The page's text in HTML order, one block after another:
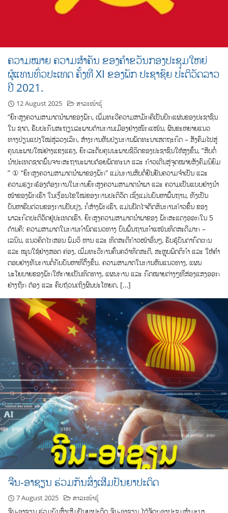
ຄວາມໝາຍ ຄວາມສໍາຄັນ ຂອງຄໍາຂວັນກອງປະຊຸມໃຫຍ່
ຜູ້ແທນທົ່ວປະເທດ ຄັ້ງທີ XI ຂອງພັກ ປະຊາຊົຍ ປະຕິວັດລາວ
ປີ 2021.
12 August 2025 ສາລະໜ້າຮູ້
“ຍົກສູງຄວາມສາມາດນໍາພາຂອງພັກ, ເພີ່ມທະວີຄວາມສາມັກຄີເປັນປຶກແຜ່ນຂອງປະຊາຊົນ
ໃນ ຊາດ, ຮັບປະກັນສະຖຽນລະພາບດ້ານການເມືອງຢ່າງໜັກແໜ້ນ, ຜັນຂະຫຍາຍແນວ
ທາງປ່ຽນແປງໃໝ່ສູ່ລວງເລິກ, ສ້າງການຫັນປ່ຽນການພັດທະນາເສດຖະກິດ – ສັງຄົມໄປສູ່
ຄຸນນະພາບໃໝ່ຢ່າງແຂງແຮງ, ຍົກລະດັບຄຸນນະພາບຊີວິດຂອງປະຊາຊົນໃຫ້ສູງຂຶ້ນ, “ສືບຕໍ່
ນໍາປະເທດຊາດພົ້ນຈາກສະຖານະພາບດ້ອຍພັດທະນາ ແລະ ກ້າວເດີນສູ່ຈຸດໝາຍສັງຄົມນິຍົມ
” ① “ຍົກສູງຄວາມສາມາດນໍາພາຂອງພັກ” ແມ່ນການສືບຕໍ່ຢືນຢັນຄວາມຈໍາເປັນ ແລະ
ຄວາມຮຽກຮ້ອງຕ້ອງການໃນການຍົກສູງຄວາມສາມາດນໍາພາ ແລະ ຄວາມເປັນແບບຢ່າງນໍາ
ໜ້າຂອງພັກເຮົາ ໃນເງື່ອນໄຂໃໝ່ຂອງການປະຕິວັດ ເຊິ່ງແມ່ນບັນຫາພື້ນຖານ, ທັງເປັນ
ບັນຫາຮີບດ່ວນຂອງການປັບປຸງ, ກໍ່ສ້າງພັກເຮົາ, ແມ່ນປັດໄຈຕັດສິນການກ້າວຂຶ້ນ ຂອງ
ພາລະກິດປະຕິວັດຢູ່ປະເທດເຮົາ. ຍົກສູງຄວາມສາມາດນໍາພາຂອງ ພັກສະແດງອອກໃນ 5
ດ້ານຄື: ຄວາມສາມາດໃນການກຳນົດແນວທາງ ບົນພື້ນຖານກຳແໜ້ນທິດສະດີມາກ –
ເລນິນ, ແນວຄິດໄກສອນ ພົມວິ ຫານ ແລະ ທິດສະດີກ້າວໜ້າອື່ນໆ, ຮັບຮູ້ບັນດາກົດເກນ
ແລະ ໝູນໃຊ້ຢ່າງສອດ ຄ່ອງ, ເພີ່ມທະວີການຄົ້ນຄວ້າທິດສະດີ, ສະຫຼຸບພຶດຕິກຳ ແລະ ໃຫ້ຄໍາ
ຕອບຢ່າງທັນການຕໍ່ກັບບັນຫາທີ່ຕັ້ງຂຶ້ນ. ຄວາມສາມາດໃນການຫັນແນວທາງ, ແຜນ
ນະໂຍບາຍຂອງພັກໃຫ້ກາຍເປັນທິດທາງ, ແຜນການ ແລະ ກົດໝາຍຕ່າງໆທີ່ສ່ອງແສງອອກ
ຢ່າງຖືກ ຕ້ອງ ແລະ ຄົບຖ້ວນເຖິງຜົນປະໂຫຍດ, […]
ຈີນ-ອາຊຽນ ຮ່ວມກັນສົ່ງເສີມປັນຍາປະດິດ
7 August 2025 ສາລະໜ້າຮູ້